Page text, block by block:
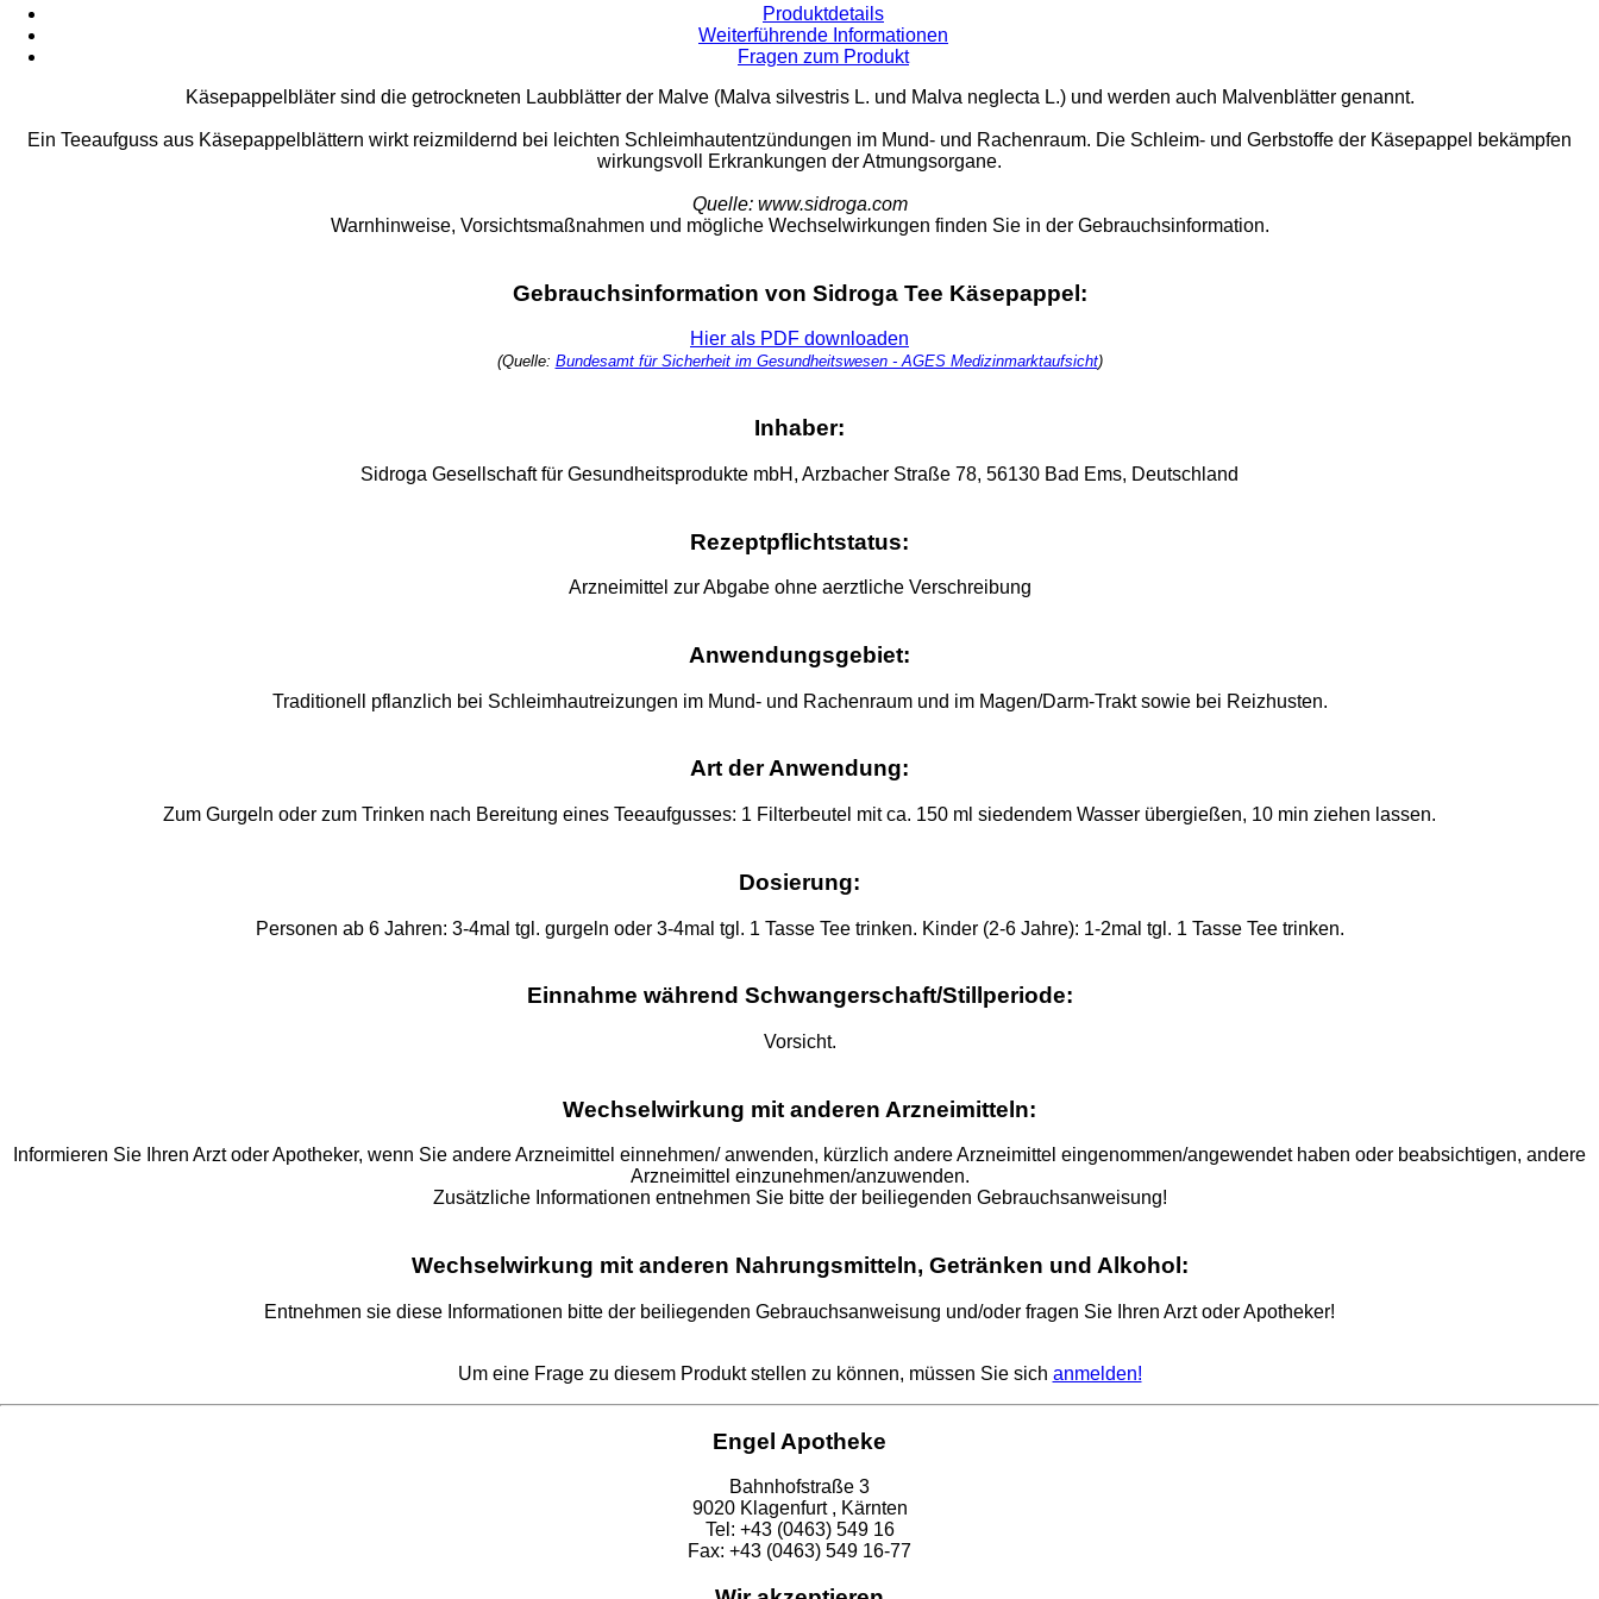
Produktdetails
Weiterführende Informationen
Fragen zum Produkt
Käsepappelbläter sind die getrockneten Laubblätter der Malve (Malva silvestris L. und Malva neglecta L.) und werden auch Malvenblätter genannt.
Ein Teeaufguss aus Käsepappelblättern wirkt reizmildernd bei leichten Schleimhautentzündungen im Mund- und Rachenraum. Die Schleim- und Gerbstoffe der Käsepappel bekämpfen
wirkungsvoll Erkrankungen der Atmungsorgane.
Quelle: www.sidroga.com
Warnhinweise, Vorsichtsmaßnahmen und mögliche Wechselwirkungen finden Sie in der Gebrauchsinformation.
Gebrauchsinformation von Sidroga Tee Käsepappel:
Hier als PDF downloaden
(Quelle: Bundesamt für Sicherheit im Gesundheitswesen - AGES Medizinmarktaufsicht)
Inhaber:
Sidroga Gesellschaft für Gesundheitsprodukte mbH, Arzbacher Straße 78, 56130 Bad Ems, Deutschland
Rezeptpflichtstatus:
Arzneimittel zur Abgabe ohne aerztliche Verschreibung
Anwendungsgebiet:
Traditionell pflanzlich bei Schleimhautreizungen im Mund- und Rachenraum und im Magen/Darm-Trakt sowie bei Reizhusten.
Art der Anwendung:
Zum Gurgeln oder zum Trinken nach Bereitung eines Teeaufgusses: 1 Filterbeutel mit ca. 150 ml siedendem Wasser übergießen, 10 min ziehen lassen.
Dosierung:
Personen ab 6 Jahren: 3-4mal tgl. gurgeln oder 3-4mal tgl. 1 Tasse Tee trinken. Kinder (2-6 Jahre): 1-2mal tgl. 1 Tasse Tee trinken.
Einnahme während Schwangerschaft/Stillperiode:
Vorsicht.
Wechselwirkung mit anderen Arzneimitteln:
Informieren Sie Ihren Arzt oder Apotheker, wenn Sie andere Arzneimittel einnehmen/ anwenden, kürzlich andere Arzneimittel eingenommen/angewendet haben oder beabsichtigen, andere
Arzneimittel einzunehmen/anzuwenden.
Zusätzliche Informationen entnehmen Sie bitte der beiliegenden Gebrauchsanweisung!
Wechselwirkung mit anderen Nahrungsmitteln, Getränken und Alkohol:
Entnehmen sie diese Informationen bitte der beiliegenden Gebrauchsanweisung und/oder fragen Sie Ihren Arzt oder Apotheker!
Um eine Frage zu diesem Produkt stellen zu können, müssen Sie sich anmelden!
Engel Apotheke
Bahnhofstraße 3
9020 Klagenfurt , Kärnten
Tel: +43 (0463) 549 16
Fax: +43 (0463) 549 16-77